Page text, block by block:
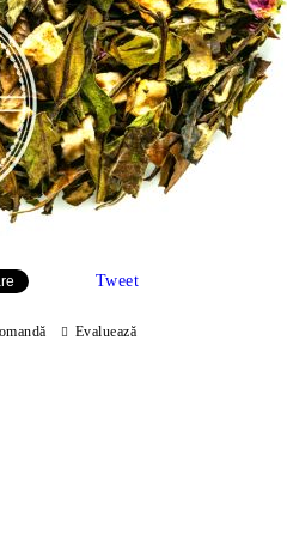
Tweet
Evaluează